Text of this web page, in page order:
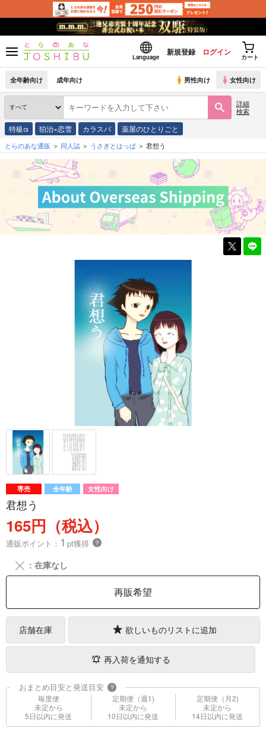
Language
新規登録 ログイン
カート
全年齢向け 成年向け 男性向け 女性向け
詳細
検索
特級α 狛治×恋雪 カラスバ 薬屋のひとりごと
とらのあな通販 同人誌 うさぎとはっぱ 君想う
専売 全年齢 女性向け
君想う
165円（税込）
通販ポイント： 1 pt獲得 ？
╳ ：在庫なし
再販希望
店舗在庫 欲しいものリストに追加
再入荷を通知する
おまとめ目安と発送目安 ?
毎度便
未定から
5日以内に発送
定期便（週1)
未定から
10日以内に発送
定期便（月2)
未定から
14日以内に発送